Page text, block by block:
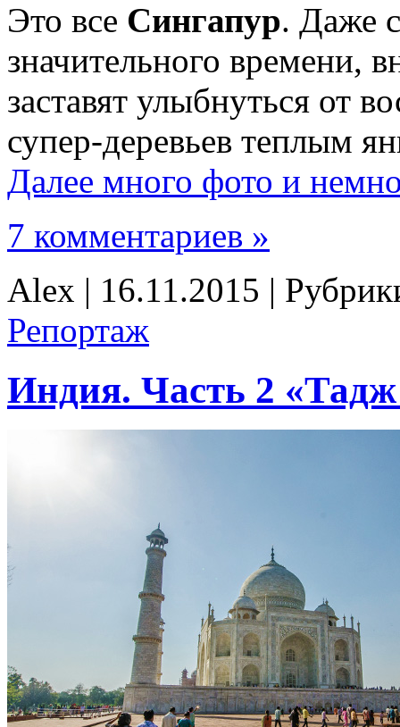
Это все Сингапур. Даже
значительного времени,
заставят улыбнуться от
супер-деревьев теплым
Далее много фото и
7 комментариев »
Alex | 16.11.2015 |
Репортаж
Индия. Часть 2